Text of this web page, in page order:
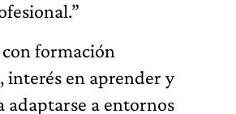
formación
en aprender y
adaptarse a entornos